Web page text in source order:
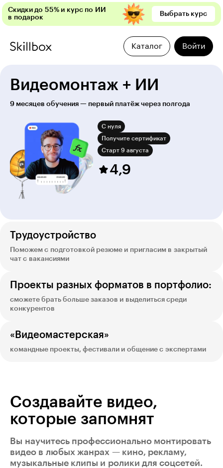
Скидки до 55% и курс по ИИ
в подарок
Выбрать курс
Каталог Войти
Видеомонтаж + ИИ
9 месяцев обучения — первый платёж через полгода
С нуля
Получите сертификат
Старт 9 августа
4,9
Трудоустройство
Поможем с подготовкой резюме и пригласим в закрытый
чат с вакансиями
Проекты разных форматов в портфолио:
сможете брать больше заказов и выделиться среди
конкурентов
«Видеомастерская»
командные проекты, фестивали и общение с экспертами
Создавайте видео,
которые запомнят
Вы научитесь профессионально монтировать
видео в любых жанрах — кино, рекламу,
музыкальные клипы и ролики для соцсетей.